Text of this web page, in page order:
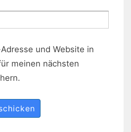
und Website in
meinen nächsten